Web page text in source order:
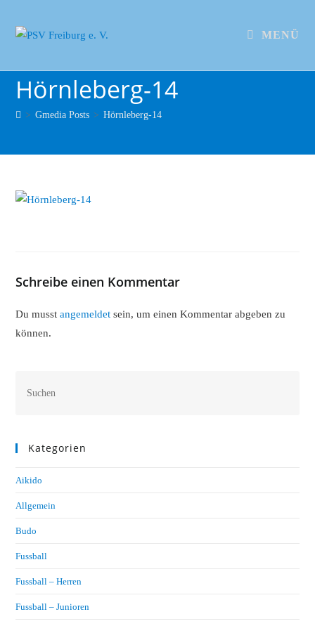
MENÜ
Hörnleberg-14
> Gmedia Posts > Hörnleberg-14
Schreibe einen Kommentar
Du musstangemeldet sein, um einen Kommentar abgeben zu
können.
Kategorien
Aikido
Allgemein
Budo
Fussball
Fussball – Herren
Fussball – Junioren